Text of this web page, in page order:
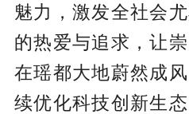
魅力，激发全社会
的热爱与追求，让
在瑶都大地蔚然成
续优化科技创新生